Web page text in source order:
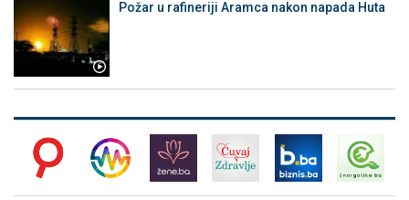
Požar u rafineriji Aramca nakon napada Huta